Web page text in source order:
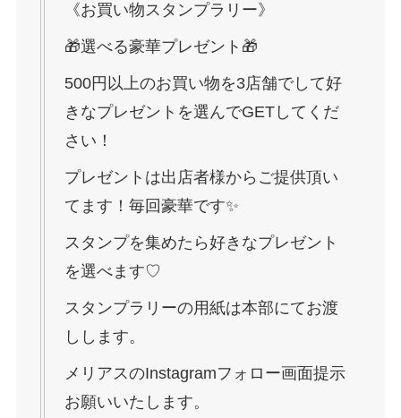
《お買い物スタンプラリー》
🎁選べる豪華プレゼント🎁
500円以上のお買い物を3店舗でして好
きなプレゼントを選んでGETしてくだ
さい！
プレゼントは出店者様からご提供頂い
てます！毎回豪華です✨
スタンプを集めたら好きなプレゼント
を選べます♡
スタンプラリーの用紙は本部にてお渡
しします。
メリアスのInstagramフォロー画面提示
お願いいたします。